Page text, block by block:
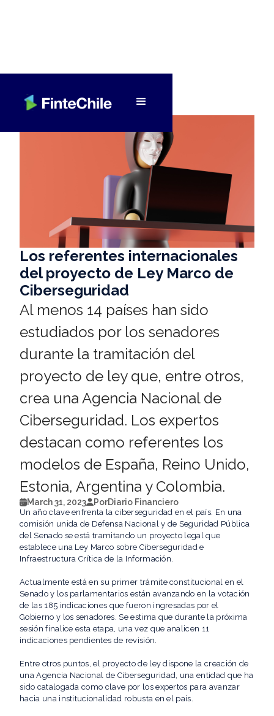
Los referentes internacionales
del proyecto de Ley Marco de
Ciberseguridad
Al menos 14 países han sido
estudiados por los senadores
durante la tramitación del
proyecto de ley que, entre otros,
crea una Agencia Nacional de
Ciberseguridad. Los expertos
destacan como referentes los
modelos de España, Reino Unido,
Estonia, Argentina y Colombia.
March 31, 2023 PorDiario Financiero
Un año clave enfrenta la ciberseguridad en el país. En una
comisión unida de Defensa Nacional y de Seguridad Pública
del Senado se está tramitando un proyecto legal que
establece una Ley Marco sobre Ciberseguridad e
Infraestructura Crítica de la Información.
Actualmente está en su primer trámite constitucional en el
Senado y los parlamentarios están avanzando en la votación
de las 185 indicaciones que fueron ingresadas por el
Gobierno y los senadores. Se estima que durante la próxima
sesión finalice esta etapa, una vez que analicen 11
indicaciones pendientes de revisión.
Entre otros puntos, el proyecto de ley dispone la creación de
una Agencia Nacional de Ciberseguridad, una entidad que ha
sido catalogada como clave por los expertos para avanzar
hacia una institucionalidad robusta en el país.